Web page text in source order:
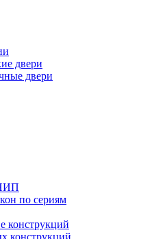
двери
двери
по сериям
конструкций
конструкций